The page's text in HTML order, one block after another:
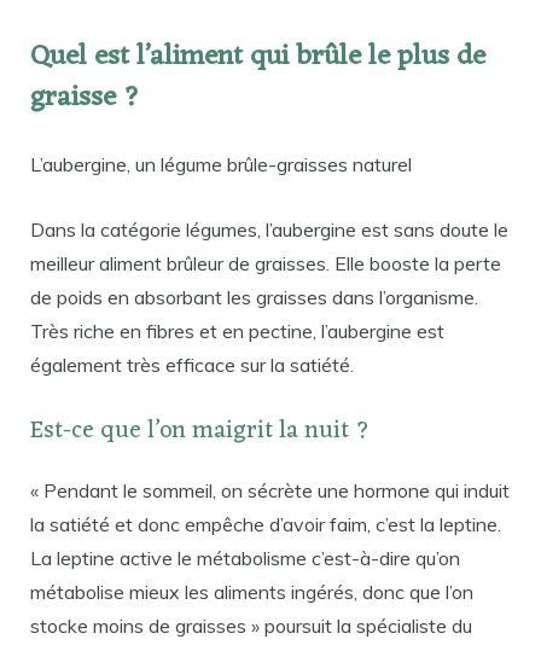
Quel est l’aliment qui brûle le plus de
graisse ?
L’aubergine, un légume brûle-graisses naturel
Dans la catégorie légumes, l’aubergine est sans doute le
meilleur aliment brûleur de graisses. Elle booste la perte
de poids en absorbant les graisses dans l’organisme.
Très riche en fibres et en pectine, l’aubergine est
également très efficace sur la satiété.
Est-ce que l’on maigrit la nuit ?
« Pendant le sommeil, on sécrète une hormone qui induit
la satiété et donc empêche d’avoir faim, c’est la leptine.
La leptine active le métabolisme c’est-à-dire qu’on
métabolise mieux les aliments ingérés, donc que l’on
stocke moins de graisses » poursuit la spécialiste du